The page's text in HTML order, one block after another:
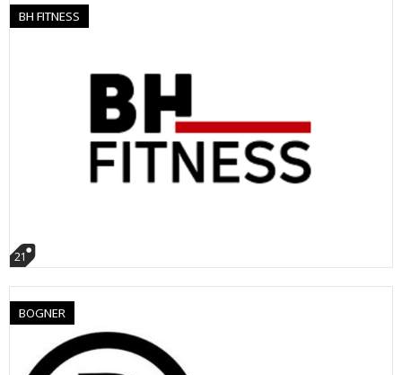
BH FITNESS
21
BOGNER